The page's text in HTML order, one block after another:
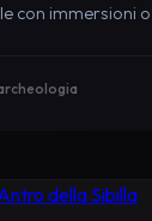
con immersioni